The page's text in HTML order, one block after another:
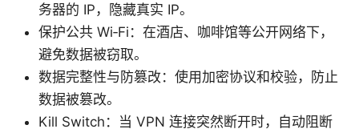
务器的 IP，隐藏真实 IP。
保护公共 Wi‑Fi：在酒店、咖啡馆等公开网络下，
避免数据被窃取。
数据完整性与防篡改：使用加密协议和校验，防止
数据被篡改。
Kill Switch：当 VPN 连接突然断开时，自动阻断